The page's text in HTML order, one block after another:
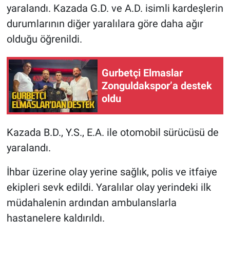
yaralandı. Kazada G.D. ve A.D. isimli kardeşlerin
durumlarının diğer yaralılara göre daha ağır
olduğu öğrenildi.
Gurbetçi Elmaslar
Zonguldakspor’a destek
oldu
Kazada B.D., Y.S., E.A. ile otomobil sürücüsü de
yaralandı.
İhbar üzerine olay yerine sağlık, polis ve itfaiye
ekipleri sevk edildi. Yaralılar olay yerindeki ilk
müdahalenin ardından ambulanslarla
hastanelere kaldırıldı.